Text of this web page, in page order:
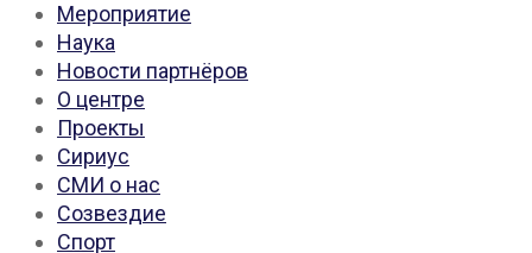
Мероприятие
Наука
Новости партнёров
О центре
Проекты
Сириус
СМИ о нас
Созвездие
Спорт